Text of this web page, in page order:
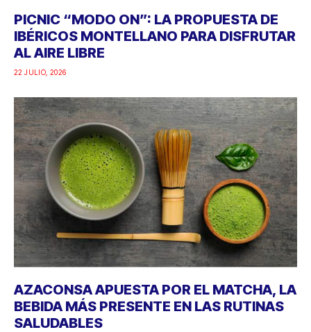
PICNIC “MODO ON”: LA PROPUESTA DE
IBÉRICOS MONTELLANO PARA DISFRUTAR
AL AIRE LIBRE
22 JULIO, 2026
AZACONSA APUESTA POR EL MATCHA, LA
BEBIDA MÁS PRESENTE EN LAS RUTINAS
SALUDABLES